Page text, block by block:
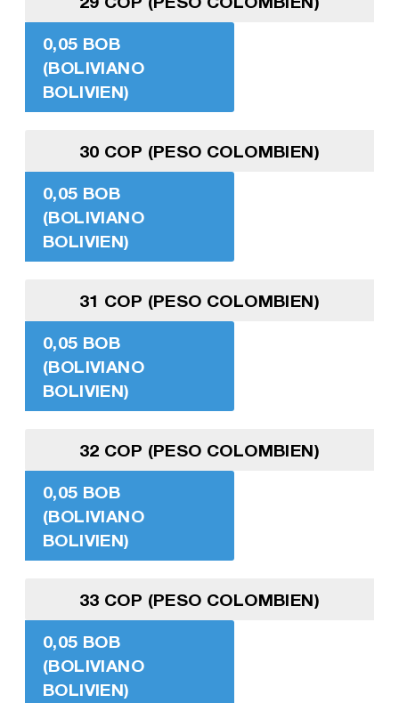
0,05 BOB
(BOLIVIANO
BOLIVIEN)
30 COP (PESO COLOMBIEN)
0,05 BOB
(BOLIVIANO
BOLIVIEN)
31 COP (PESO COLOMBIEN)
0,05 BOB
(BOLIVIANO
BOLIVIEN)
32 COP (PESO COLOMBIEN)
0,05 BOB
(BOLIVIANO
BOLIVIEN)
33 COP (PESO COLOMBIEN)
0,05 BOB
(BOLIVIANO
BOLIVIEN)